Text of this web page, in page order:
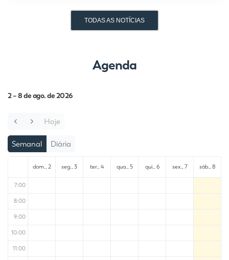
TODAS AS NOTÍCIAS
Agenda
Hoje
2 – 8 de ago. de 2026
Semanal Diária
dom., 2 seg., 3 ter., 4 qua., 5 qui., 6 sex., 7 sáb., 8
7:00
8:00
9:00
10:00
11:00